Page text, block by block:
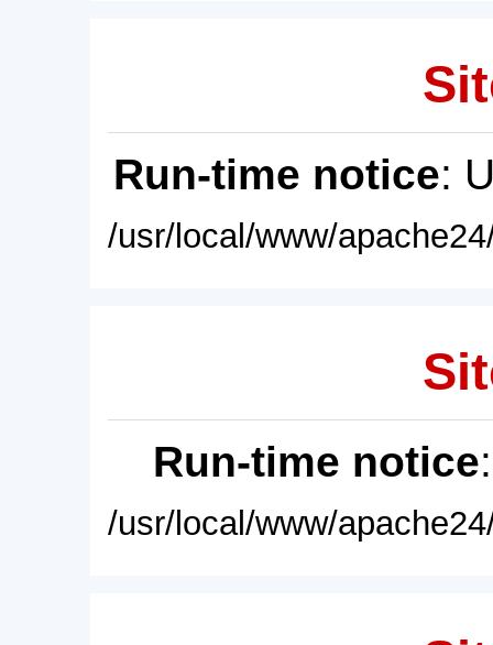
Run-time notice:
/usr/local/www/
Run-time notice
/usr/local/www/